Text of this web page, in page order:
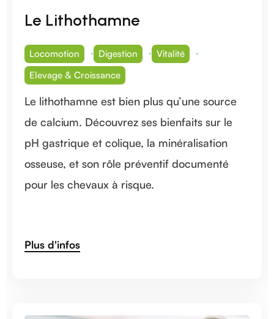
Le Lithothamne
Locomotion Digestion
Vitalité
Elevage & Croissance
Le lithothamne est bien plus qu’une source
de calcium. Découvrez ses bienfaits sur le
pH gastrique et colique, la minéralisation
osseuse, et son rôle préventif documenté
pour les chevaux à risque.
Plus d'infos